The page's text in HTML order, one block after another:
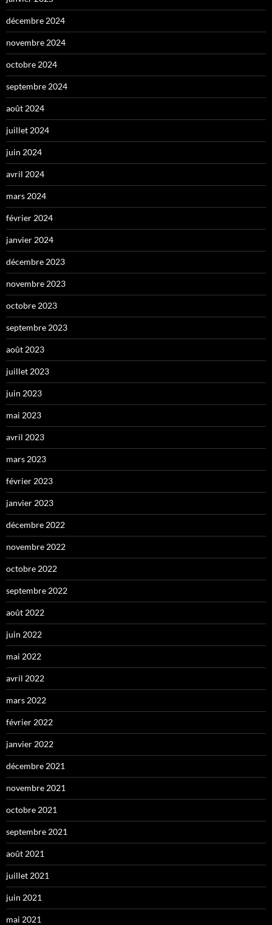
décembre 2024
novembre 2024
octobre 2024
septembre 2024
août 2024
juillet 2024
juin 2024
avril 2024
mars 2024
février 2024
janvier 2024
décembre 2023
novembre 2023
octobre 2023
septembre 2023
août 2023
juillet 2023
juin 2023
mai 2023
avril 2023
mars 2023
février 2023
janvier 2023
décembre 2022
novembre 2022
octobre 2022
septembre 2022
août 2022
juin 2022
mai 2022
avril 2022
mars 2022
février 2022
janvier 2022
décembre 2021
novembre 2021
octobre 2021
septembre 2021
août 2021
juillet 2021
juin 2021
mai 2021